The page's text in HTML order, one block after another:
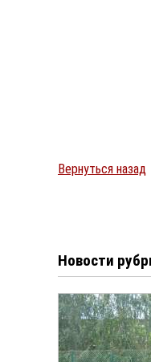
Вернуться назад
Новости